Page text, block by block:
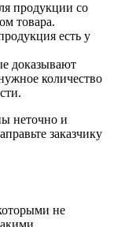
продукции со
товара.
есть у
доказывают
количество
неточно и
заказчику
не